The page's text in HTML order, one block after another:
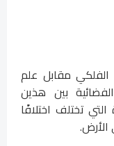
الفلكي مقابل علم
بين هذين
تختلف اختلافًا
الأرض.